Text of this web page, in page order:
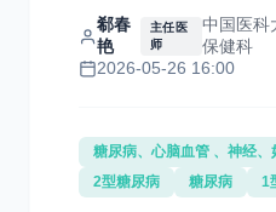
郗春
艳
主任医
师
中国医科
保健科
2026-05-26 16:00
糖尿病、心脑血管 、神经、
2型糖尿病
糖尿病 1